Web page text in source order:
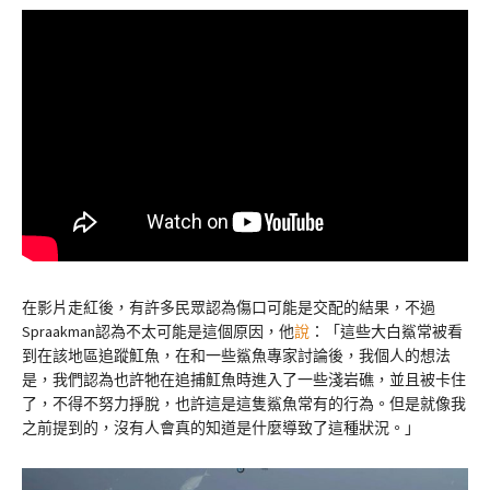
在影片走紅後，有許多民眾認為傷口可能是交配的結果，不過
Spraakman認為不太可能是這個原因，他說 ：「這些大白鯊常被看
到在該地區追蹤魟魚，在和一些鯊魚專家討論後，我個人的想法
是，我們認為也許牠在追捕魟魚時進入了一些淺岩礁，並且被卡住
了，不得不努力掙脫，也許這是這隻鯊魚常有的行為。但是就像我
之前提到的，沒有人會真的知道是什麼導致了這種狀況。」